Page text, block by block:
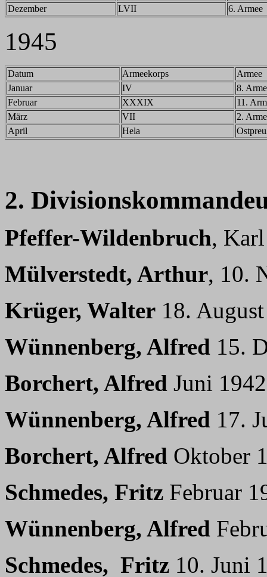
Dezember
LVII 6. Armee
1945
Datum Armeekorps
Armee
Januar
IV
8.
Februar
XXXIX
11.
März
VII
2.
April
Hela
2.
Pfeffer-Wildenbruch,
Mülverstedt, Arthur, 10.
Krüger, Walter 18.
Wünnenberg, Alfred 15.
Borchert, Alfred Juni 1942
Wünnenberg, Alfred 17.
Borchert, Alfred Oktober
Schmedes, Fritz Februar
Wünnenberg, Alfred
Schmedes, Fritz 10. Juni